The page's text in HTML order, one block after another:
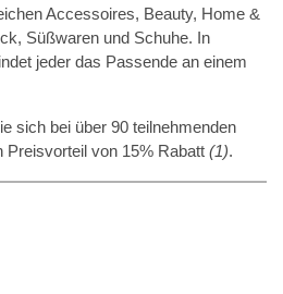
Accessoires, Beauty, Home &
Süßwaren und Schuhe. In
jeder das Passende an einem
sich bei über 90 teilnehmenden
Preisvorteil von 15% Rabatt (1).